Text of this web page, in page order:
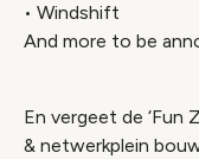
• Windshift
And more to be
En vergeet de ‘Fun
& netwerkplein